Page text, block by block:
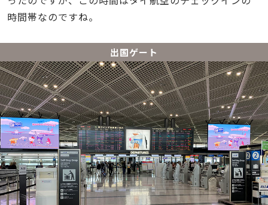
時間帯なのですね。
出国ゲート